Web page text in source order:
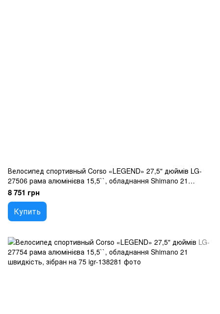
Велосипед спортивный Corso «LEGEND» 27,5" дюймів LG-
27506 рама алюмінієва 15,5``, обладнання Shimano 21
швидкість, зібран на 75
8 751 грн
Купить